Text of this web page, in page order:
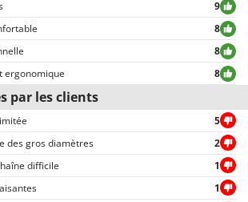
qu’ils soient positifs ou négatifs, peuvent être
nos visiteurs, grâce également aux filtres qui
rapide, comme par exemple celui permettant de
et négatifs.
9
8
8
ergonomique
8
par les clients
5
des gros diamètres
2
difficile
1
1